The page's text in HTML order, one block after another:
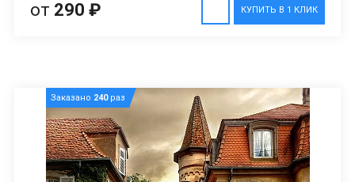
КУПИТЬ В 1 КЛИК
от 290 ₽
Заказано 240раз